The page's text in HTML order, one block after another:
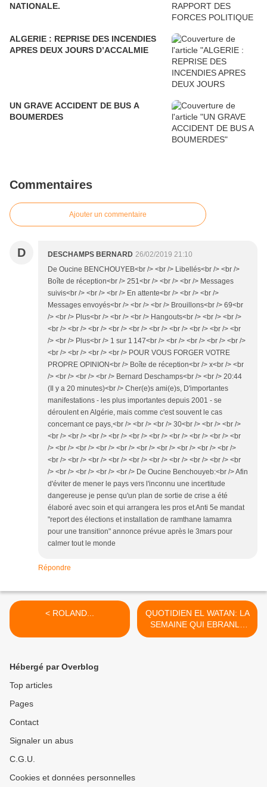
NATIONALE.
ALGERIE : REPRISE DES INCENDIES
APRES DEUX JOURS D’ACCALMIE
UN GRAVE ACCIDENT DE BUS A
BOUMERDES
Commentaires
Ajouter un commentaire
D DESCHAMPS BERNARD 26/02/2019 21:10
De Oucine BENCHOUYEB<br /> <br /> Libellés<br /> <br />
Boîte de réception<br /> 251<br /> <br /> <br /> Messages
suivis<br /> <br /> <br /> En attente<br /> <br /> <br />
Messages envoyés<br /> <br /> <br /> Brouillons<br /> 69<br
/> <br /> Plus<br /> <br /> <br /> Hangouts<br /> <br /> <br />
<br /> <br /> <br /> <br /> <br /> <br /> <br /> <br /> <br /> <br
/> <br /> Plus<br /> 1 sur 1 147<br /> <br /> <br /> <br /> <br />
<br /> <br /> <br /> <br /> POUR VOUS FORGER VOTRE
PROPRE OPINION<br /> Boîte de réception<br /> x<br /> <br
/> <br /> <br /> <br /> Bernard Deschamps<br /> <br /> 20:44
(Il y a 20 minutes)<br /> Cher(e)s ami(e)s, D'importantes
manifestations - les plus importantes depuis 2001 - se
déroulent en Algérie, mais comme c'est souvent le cas
concernant ce pays,<br /> <br /> <br /> 30<br /> <br /> <br />
<br /> <br /> <br /> <br /> <br /> <br /> <br /> <br /> <br /> <br
/> <br /> <br /> <br /> <br /> <br /> <br /> <br /> <br /> <br />
<br /> <br /> <br /> <br /> <br /> <br /> <br /> <br /> <br /> <br
/> <br /> <br /> <br /> <br /> De Oucine Benchouyeb:<br /> Afin
d'éviter de mener le pays vers l'inconnu une incertitude
dangereuse je pense qu'un plan de sortie de crise a été
élaboré avec soin et qui arrangera les pros et Anti 5e mandat
"report des élections et installation de ramthane lamamra
pour une transition" annonce prévue après le 3mars pour
calmer tout le monde
Répondre
< ROLAND...
QUOTIDIEN EL WATAN: LA
SEMAINE QUI EBRANLE
LE POUVOIR >
Hébergé par Overblog
Top articles
Pages
Contact
Signaler un abus
C.G.U.
Cookies et données personnelles